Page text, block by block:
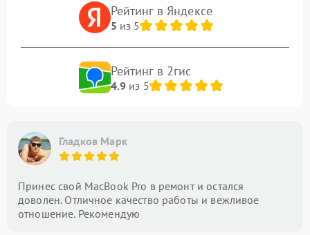
Рейтинг в Яндексе
5 из 5
Рейтинг в 2гис
4.9из 5
Гладков Марк
Принес свой MacBook Pro в ремонт и остался
доволен. Отличное качество работы и вежливое
отношение. Рекомендую